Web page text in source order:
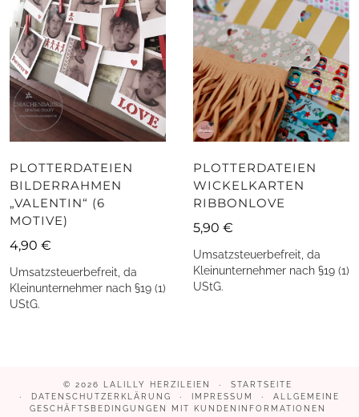
PLOTTERDATEIEN
BILDERRAHMEN
„VALENTIN“ (6
MOTIVE)
4,90 €
Umsatzsteuerbefreit, da
Kleinunternehmer nach §19 (1)
UStG.
PLOTTERDATEIEN
WICKELKARTEN
RIBBONLOVE
5,90 €
Umsatzsteuerbefreit, da
Kleinunternehmer nach §19 (1)
UStG.
© 2026 LALILLY HERZILEIEN
STARTSEITE
DATENSCHUTZERKLÄRUNG
IMPRESSUM
ALLGEMEINE
GESCHÄFTSBEDINGUNGEN MIT KUNDENINFORMATIONEN